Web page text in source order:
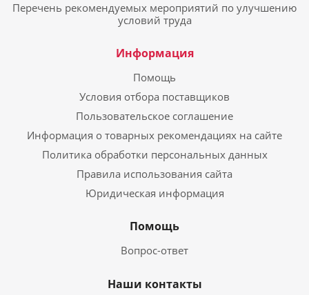
Перечень рекомендуемых мероприятий по улучшению
условий труда
Информация
Помощь
Условия отбора поставщиков
Пользовательское соглашение
Информация о товарных рекомендациях на сайте
Политика обработки персональных данных
Правила использования сайта
Юридическая информация
Помощь
Вопрос-ответ
Наши контакты